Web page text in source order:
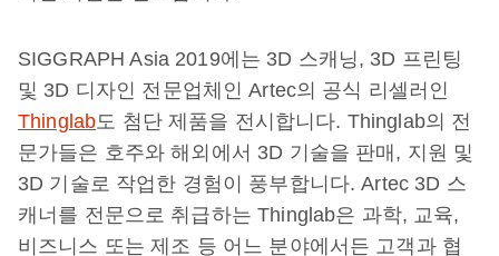
SIGGRAPH Asia 2019에는 3D 스캐닝, 3D 프린팅
및 3D 디자인 전문업체인 Artec의 공식 리셀러인
Thinglab도 첨단 제품을 전시합니다. Thinglab의 전
문가들은 호주와 해외에서 3D 기술을 판매, 지원 및
3D 기술로 작업한 경험이 풍부합니다. Artec 3D 스
캐너를 전문으로 취급하는 Thinglab은 과학, 교육,
비즈니스 또는 제조 등 어느 분야에서든 고객과 협